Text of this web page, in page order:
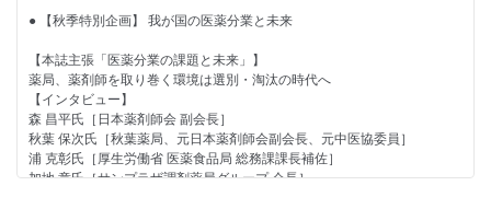
■座談会
森澤あずさ氏［アインホールディングス 運営研修部 部長］／金指伴哉氏
［薬樹 情報本部 本部長（薬樹健ナビ 代表取締役）］／ 神野和官氏［ファ
ーマみらい 執行役員 事業推進部 副部長］
■各種サービス紹介
タカゾノ 全自動錠剤包装機『Eser128』／日本光電 『物忘れ相談プロ
グラム』／パナソニック ヘルスケア 自動錠剤包装機『ATC-192GR2』
／東邦薬品 『ENIFvoice SP』
● 【好評連載】 地域包括ケア参画は薬局存続の要諦
～
店舗にカフェ併設で自治会活動支援
「在宅」実施は、来年度中には「全エリア」の意気込みで展開
● 【連載】
■ 行政ウォッチング
● 【秋季特別企画】 我が国の医薬分業と未来
【本誌主張「医薬分業の課題と未来」】
薬局、薬剤師を取り巻く環境は選別・淘汰の時代へ
【インタビュー】
森 昌平氏［日本薬剤師会 副会長］
秋葉 保次氏［秋葉薬局、元日本薬剤師会副会長、元中医協委員］
浦 克彰氏［厚生労働省 医薬食品局 総務課課長補佐］
加地 章氏［サンプラザ調剤薬局グループ 会長］